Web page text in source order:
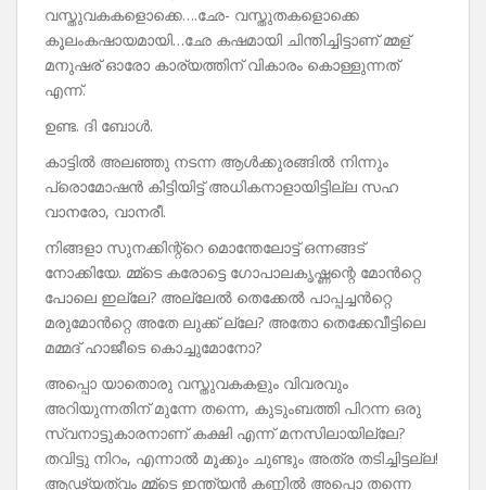
വസ്തുവകകളൊക്കെ….ഛേ- വസ്തുതകളൊക്കെ
കൂലംകഷായമായി…ഛേ കഷമായി ചിന്തിച്ചിട്ടാണ് മ്മള്
മനുഷര് ഓരോ കാര്യത്തിന് വികാരം കൊള്ളുന്നത്
എന്ന്.
ഉണ്ട. ദി ബോൾ.
കാട്ടിൽ അലഞ്ഞു നടന്ന ആൾക്കുരങ്ങിൽ നിന്നും
പ്രൊമോഷൻ കിട്ടിയിട്ട് അധികനാളായിട്ടില്ല സഹ
വാനരോ, വാനരീ.
നിങ്ങളാ സുനക്കിന്റ്റെ മൊന്തേലോട്ട് ഒന്നങ്ങട്
നോക്കിയേ. മ്മ്‌ടെ കരോട്ടെ ഗോപാലകൃഷ്ണന്റെ മോൻറ്റെ
പോലെ ഇല്ലേ? അല്ലേൽ തെക്കേൽ പാപ്പച്ചൻറ്റെ
മരുമോൻറ്റെ അതേ ലുക്ക് ല്ലേ? അതോ തെക്കേവീട്ടിലെ
മമ്മദ് ഹാജീടെ കൊച്ചുമോനോ?
അപ്പൊ യാതൊരു വസ്തുവകകളും വിവരവും
അറിയുന്നതിന് മുന്നേ തന്നെ, കുടുംബത്തി പിറന്ന ഒരു
സ്വനാട്ടുകാരനാണ് കക്ഷി എന്ന് മനസിലായില്ലേ?
തവിട്ടു നിറം, എന്നാൽ മൂക്കും ചുണ്ടും അത്ര തടിച്ചിട്ടല്ല!
ആഢ്യത്വം മ്മ്‌ടെ ഇന്ത്യൻ കണ്ണിൽ അപ്പൊ തന്നെ